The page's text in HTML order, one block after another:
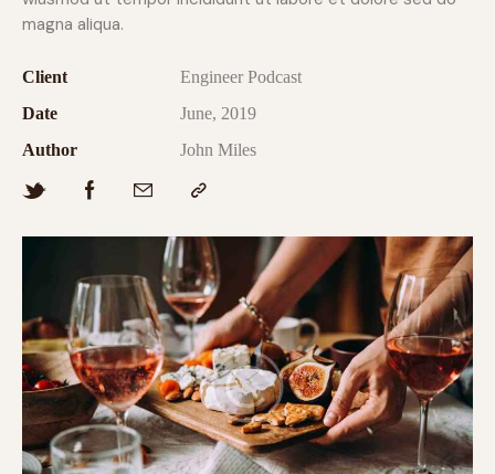
magna aliqua.
Client
Engineer Podcast
Date
June, 2019
Author
John Miles